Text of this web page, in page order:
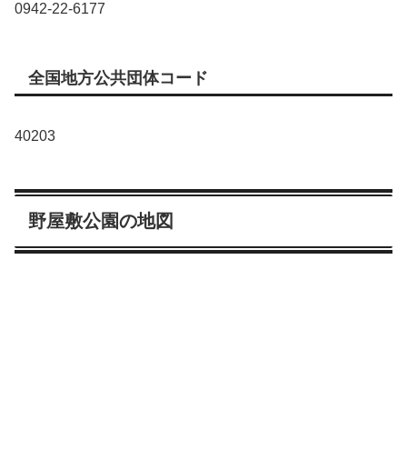
0942-22-6177
全国地方公共団体コード
40203
野屋敷公園の地図